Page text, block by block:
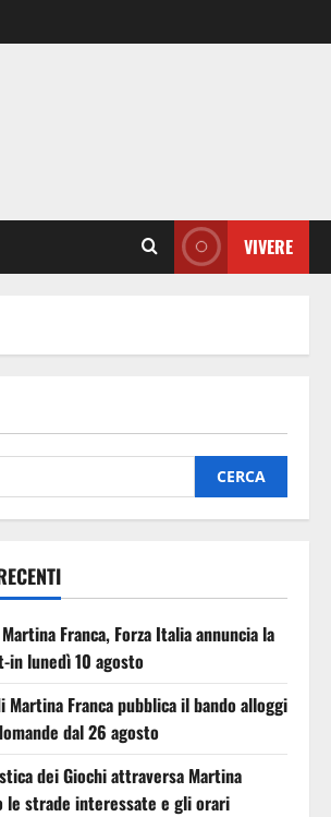
VIVERE
Franca, Forza Italia annuncia la
lunedì 10 agosto
Martina Franca pubblica il bando alloggi
dal 26 agosto
dei Giochi attraversa Martina
le strade interessate e gli orari